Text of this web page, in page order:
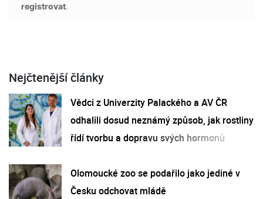
registrovat.
Nejčtenější články
Vědci z Univerzity Palackého a AV ČR
odhalili dosud neznámý způsob, jak rostliny
řídí tvorbu a dopravu svých hormonů
Olomoucké zoo se podařilo jako jediné v
Česku odchovat mládě